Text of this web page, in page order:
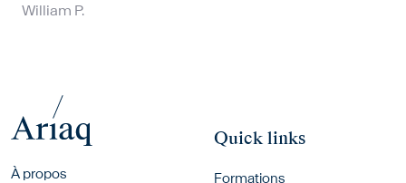
William P.
Footer menu
À propos
Quick links
Formations